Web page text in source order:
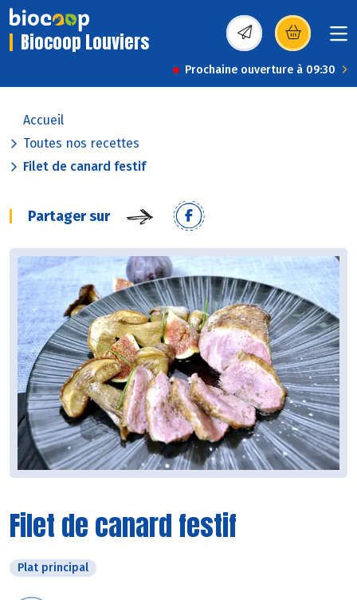
Biocoop Louviers (s’ouvre dans une
Prochaine ouverture à 09:30
Accueil
Toutes nos recettes
Filet de canard festif
Partager sur
Filet de canard festif
Plat principal